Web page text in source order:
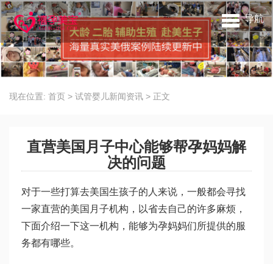
导航
现在位置: 首页 > 试管婴儿新闻资讯 > 正文
直营美国月子中心能够帮孕妈妈解
决的问题
对于一些打算去美国生孩子的人来说，一般都会寻找
一家直营的美国月子机构，以省去自己的许多麻烦，
下面介绍一下这一机构，能够为孕妈妈们所提供的服
务都有哪些。